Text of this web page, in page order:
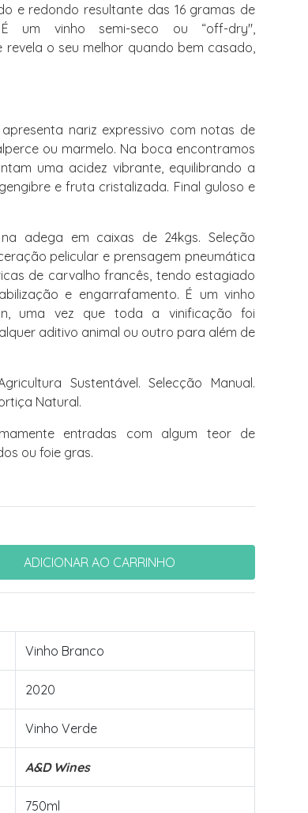
e redondo resultante das 16 gramas de
um vinho semi-seco ou “off-dry",
o seu melhor quando bem casado,
nariz expressivo com notas de
ou marmelo. Na boca encontramos
uma acidez vibrante, equilibrando a
e fruta cristalizada. Final guloso e
adega em caixas de 24kgs. Seleção
pelicular e prensagem pneumática
de carvalho francês, tendo estagiado
e engarrafamento. É um vinho
uma vez que toda a vinificação foi
aditivo animal ou outro para além de
Sustentável. Selecção Manual.
Natural.
entradas com algum teor de
ou foie gras.
Vinho Branco
2020
Vinho Verde
A&D Wines
750ml